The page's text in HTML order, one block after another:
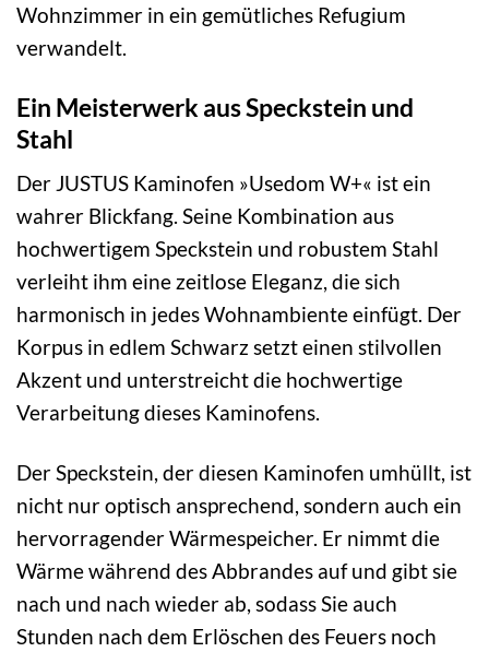
Wohnzimmer in ein gemütliches Refugium
verwandelt.
Ein Meisterwerk aus Speckstein und
Stahl
Der JUSTUS Kaminofen »Usedom W+« ist ein
wahrer Blickfang. Seine Kombination aus
hochwertigem Speckstein und robustem Stahl
verleiht ihm eine zeitlose Eleganz, die sich
harmonisch in jedes Wohnambiente einfügt. Der
Korpus in edlem Schwarz setzt einen stilvollen
Akzent und unterstreicht die hochwertige
Verarbeitung dieses Kaminofens.
Der Speckstein, der diesen Kaminofen umhüllt, ist
nicht nur optisch ansprechend, sondern auch ein
hervorragender Wärmespeicher. Er nimmt die
Wärme während des Abbrandes auf und gibt sie
nach und nach wieder ab, sodass Sie auch
Stunden nach dem Erlöschen des Feuers noch